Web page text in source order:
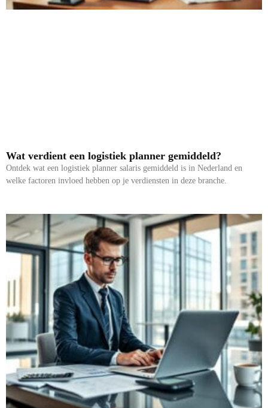
Wat verdient een logistiek planner gemiddeld?
Ontdek wat een logistiek planner salaris gemiddeld is in Nederland en
welke factoren invloed hebben op je verdiensten in deze branche.